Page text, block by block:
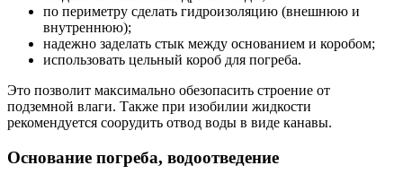
по периметру сделать гидроизоляцию (внешнюю и
внутреннюю);
надежно заделать стык между основанием и коробом;
использовать цельный короб для погреба.
Это позволит максимально обезопасить строение от
подземной влаги. Также при изобилии жидкости
рекомендуется соорудить отвод воды в виде канавы.
Основание погреба, водоотведение